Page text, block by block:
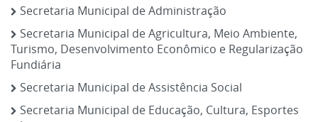
Secretaria Municipal de Administração
Secretaria Municipal de Agricultura, Meio Ambiente,
Turismo, Desenvolvimento Econômico e Regularização
Fundiária
Secretaria Municipal de Assistência Social
Secretaria Municipal de Educação, Cultura, Esportes